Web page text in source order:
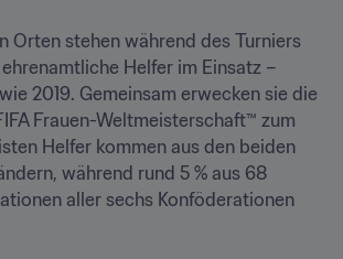
Orten stehen während des Turniers
Helfer im Einsatz –
2019. Gemeinsam erwecken sie die
Frauen-Weltmeisterschaft™ zum
Helfer kommen aus den beiden
während rund 5 % aus 68
aller sechs Konföderationen